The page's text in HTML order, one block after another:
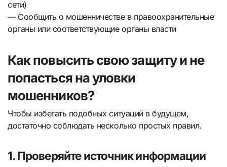
сети)
— Сообщить о мошенничестве в правоохранительные
органы или соответствующие органы власти
Как повысить свою защиту и не
попасться на уловки
мошенников?
Чтобы избегать подобных ситуаций в будущем,
достаточно соблюдать несколько простых правил.
1. Проверяйте источник информации